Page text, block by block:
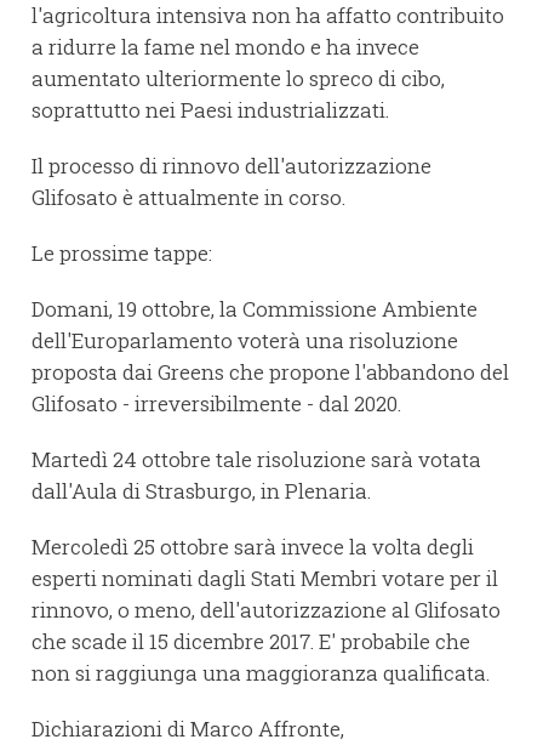
l'agricoltura intensiva non ha affatto contribuito
a ridurre la fame nel mondo e ha invece
aumentato ulteriormente lo spreco di cibo,
soprattutto nei Paesi industrializzati.
Il processo di rinnovo dell'autorizzazione
Glifosato è attualmente in corso.
Le prossime tappe:
Domani, 19 ottobre, la Commissione Ambiente
dell'Europarlamento voterà una risoluzione
proposta dai Greens che propone l'abbandono del
Glifosato - irreversibilmente - dal 2020.
Martedì 24 ottobre tale risoluzione sarà votata
dall'Aula di Strasburgo, in Plenaria.
Mercoledì 25 ottobre sarà invece la volta degli
esperti nominati dagli Stati Membri votare per il
rinnovo, o meno, dell'autorizzazione al Glifosato
che scade il 15 dicembre 2017. E' probabile che
non si raggiunga una maggioranza qualificata.
Dichiarazioni di Marco Affronte,